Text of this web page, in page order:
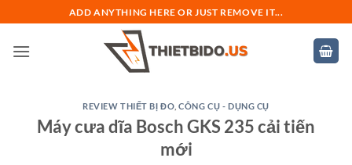
qua
nội
ADD ANYTHING HERE OR JUST REMOVE IT...
REVIEW THIẾT BỊ ĐO ,CÔNG CỤ - DỤNG CỤ
Máy cưa dĩa Bosch GKS 235 cải tiến
mới